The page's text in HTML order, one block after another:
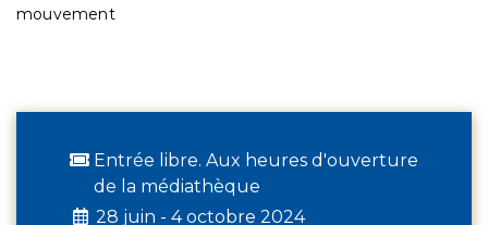
mouvement
Entrée libre. Aux heures d'ouverture
de la médiathèque
28 juin - 4 octobre 2024